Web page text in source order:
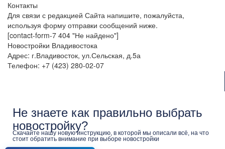
Контакты
Для связи с редакцией Сайта напишите, пожалуйста,
используя форму отправки сообщений ниже.
[contact-form-7 404 "Не найдено"]
Новостройки Владивостока
Адрес: г.Владивосток, ул.Сельская, д.5а
Телефон: +7 (423) 280-02-07
Не знаете как правильно выбрать
новостройку?
Скачайте нашу новую инструкцию, в которой мы описали всё, на что
стоит обратить внимание при выборе новостройки